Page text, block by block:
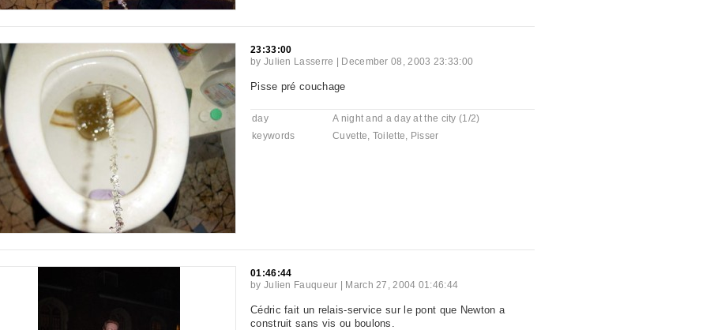
23:33:00
by Julien Lasserre December 08, 2003 23:33:00
Pisse pré couchage
day
A night and a day at the city (1/2)
keywords
Cuvette, Toilette, Pisser
01:46:44
by Julien Fauqueur March 27, 2004 01:46:44
Cédric fait un relais-service sur le pont que Newton a
construit sans vis ou boulons.